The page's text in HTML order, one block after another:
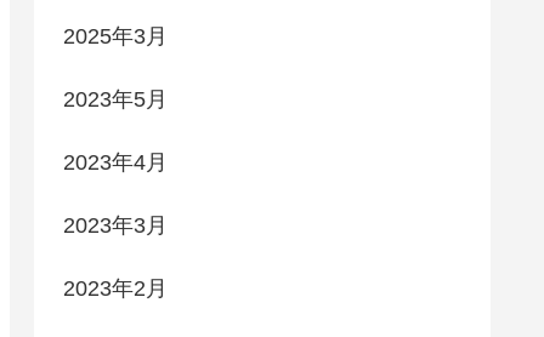
2025年3月
2023年5月
2023年4月
2023年3月
2023年2月